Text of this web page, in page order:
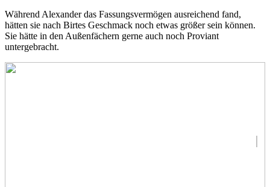
Während Alexander das Fassungsvermögen ausreichend fand,
hätten sie nach Birtes Geschmack noch etwas größer sein können.
Sie hätte in den Außenfächern gerne auch noch Proviant
untergebracht.